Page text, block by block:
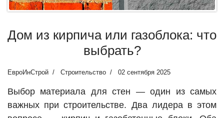
Дом из кирпича или газоблока: что
выбрать?
ЕвроИнСтрой Строительство 02 сентября 2025
Выбор материала для стен — один из самых
важных при строительстве. Два лидера в этом